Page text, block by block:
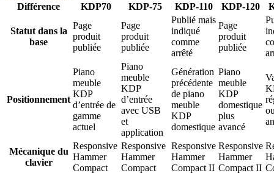
Différence
KDP70 KDP-75 KDP-110 KDP-120
Statut dans la
base
Page
produit
publiée
Page
produit
publiée
Publié mais
indiqué
comme
arrêté
Page
produit
publiée
Positionnement
Piano
meuble
KDP
d’entrée de
gamme
actuel
Piano
meuble
KDP
d’entrée
avec USB
et
application
Génération
précédente
de piano
meuble
KDP
domestique
Piano
meuble
KDP
domestique
plus
avancé
Mécanique du
clavier
Responsive
Hammer
Compact
Responsive
Hammer
Compact
Responsive
Hammer
Compact II
Responsive
Hammer
Compact II